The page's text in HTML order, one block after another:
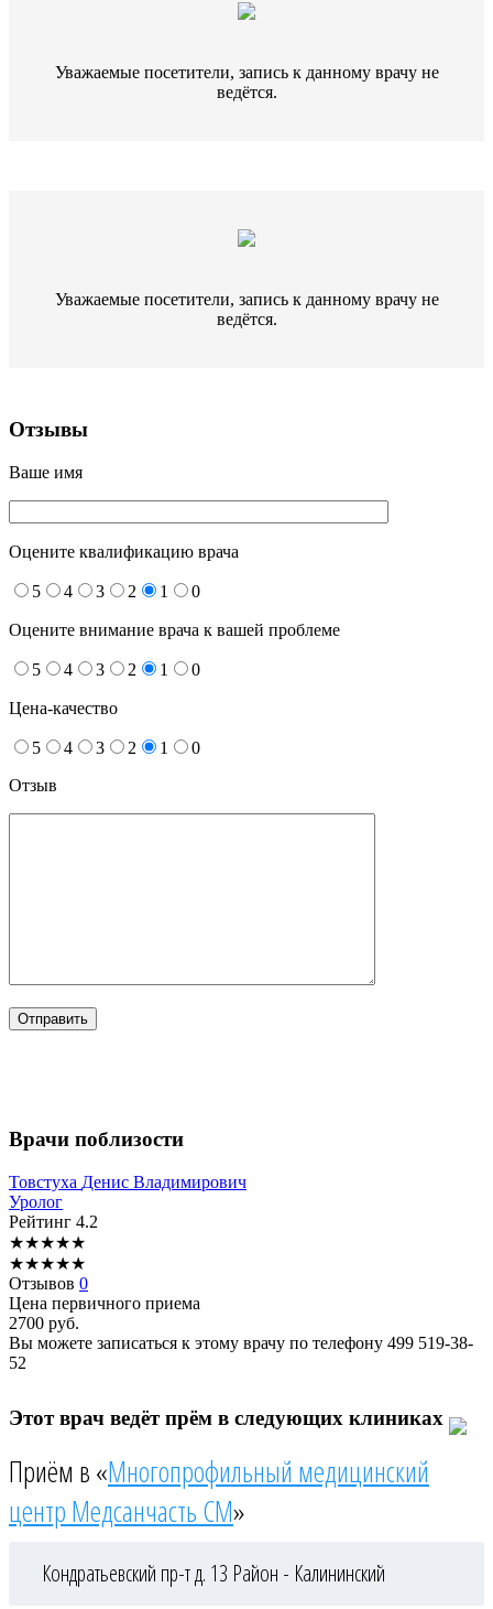
Уважаемые посетители, запись к данному врачу не
ведётся.
Уважаемые посетители, запись к данному врачу не
ведётся.
Отзывы
Ваше имя
Оцените квалификацию врача
5 4 3 2 1 0
Оцените внимание врача к вашей проблеме
5 4 3 2 1 0
Цена-качество
5 4 3 2 1
0
Отзыв
Врачи поблизости
Товстуха Денис Владимирович
Уролог
Рейтинг 4.2
★★★★★
★★★★★
Отзывов 0
Цена первичного приема
2700 руб.
Вы можете записаться к этому врачу по телефону 499 519-38-
52
Этот врач ведёт прём в следующих клиниках
Приём в «Многопрофильный медицинский
центр Медсанчасть СМ»
Кондратьевский пр-т д. 13 Район - Калининский